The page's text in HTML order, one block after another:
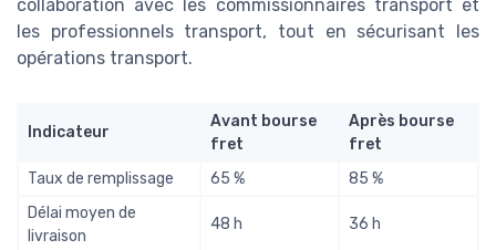
collaboration avec les commissionnaires transport et
les professionnels transport, tout en sécurisant les
opérations transport.
Indicateur
Avant bourse
fret
Après bourse
fret
Taux de remplissage
65 %
85 %
Délai moyen de
livraison
48 h 36 h